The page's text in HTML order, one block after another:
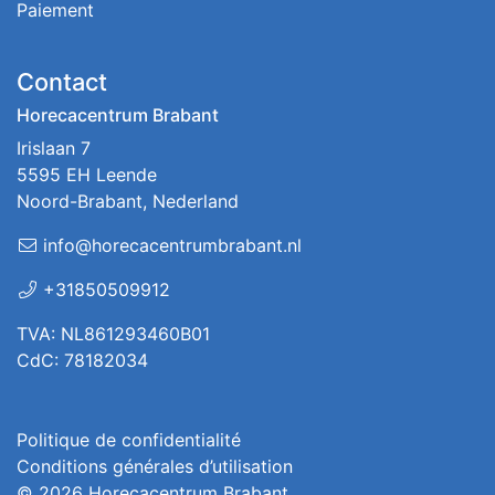
Paiement
Contact
Horecacentrum Brabant
Irislaan 7
5595 EH Leende
Noord-Brabant, Nederland
info@horecacentrumbrabant.nl
+31850509912
TVA: NL861293460B01
CdC: 78182034
Politique de confidentialité
Conditions générales d’utilisation